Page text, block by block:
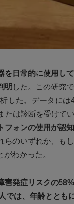
を日常的に使用し
明 した。この研究
した。データに
は診断を受けて
フォンの使用が認
らのいずれか、も
わかった。
害発症リスクの
では、年齢ととも